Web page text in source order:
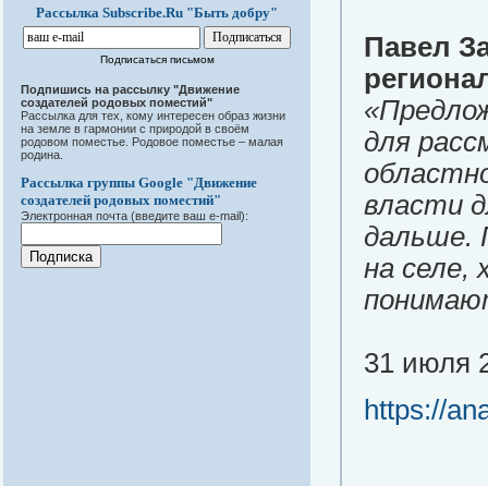
Рассылка Subscribe.Ru "Быть добру"
Подписаться письмом
Подпишись на рассылку "Движение
создателей родовых поместий"
Рассылка для тех, кому интересен образ жизни
на земле в гармонии с природой в своём
родовом поместье. Родовое поместье – малая
родина.
Рассылка группы Google "Движение
создателей родовых поместий"
Электронная почта (введите ваш e-mail):
Павел
для
власти
дальше.
на селе,
31 июля
https://